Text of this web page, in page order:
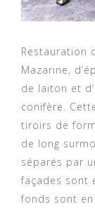
Restauration
Mazarine,
de laiton et
conifère.
tiroirs de
de long
séparés par
façades sont
fonds sont